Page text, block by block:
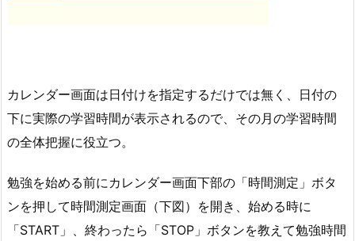
カレンダー画面は日付けを指定するだけでは無く、日付の
下に実際の学習時間が表示されるので、その月の学習時間
の全体把握に役立つ。
勉強を始める前にカレンダー画面下部の「時間測定」ボタ
ンを押して時間測定画面（下図）を開き、始める時に
「START」、終わったら「STOP」ボタンを教えて勉強時間